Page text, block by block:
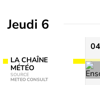
Jeudi 6
LA CHAÎNE
MÉTÉO
SOURCE
METEO CONSULT